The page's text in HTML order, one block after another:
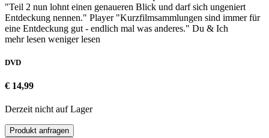
"Teil 2 nun lohnt einen genaueren Blick und darf sich ungeniert
Entdeckung nennen." Player "Kurzfilmsammlungen sind immer für
eine Entdeckung gut - endlich mal was anderes." Du & Ich
mehr lesen weniger lesen
DVD
€ 14,99
Derzeit nicht auf Lager
Produkt anfragen